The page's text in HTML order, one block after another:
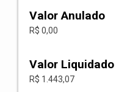
Valor Anulado
R$ 0,00
Valor Liquidado
R$ 1.443,07